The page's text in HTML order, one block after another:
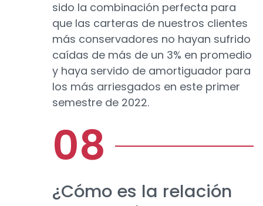
sido la combinación perfecta para
que las carteras de nuestros clientes
más conservadores no hayan sufrido
caídas de más de un 3% en promedio
y haya servido de amortiguador para
los más arriesgados en este primer
semestre de 2022.
¿Cómo es la relación